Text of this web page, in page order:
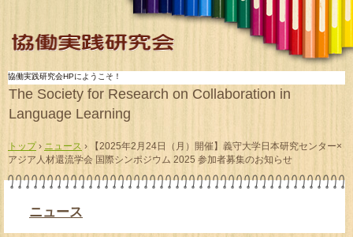
協働実践研究会HPにようこそ！
The Society for Research on Collaboration in
Language Learning
トップ› ニュース ›
【2025年2月24日（月）開催】義守大学日本研究センター×
アジア人材還流学会 国際シンポジウム 2025 参加者募集のお知らせ
ニュース